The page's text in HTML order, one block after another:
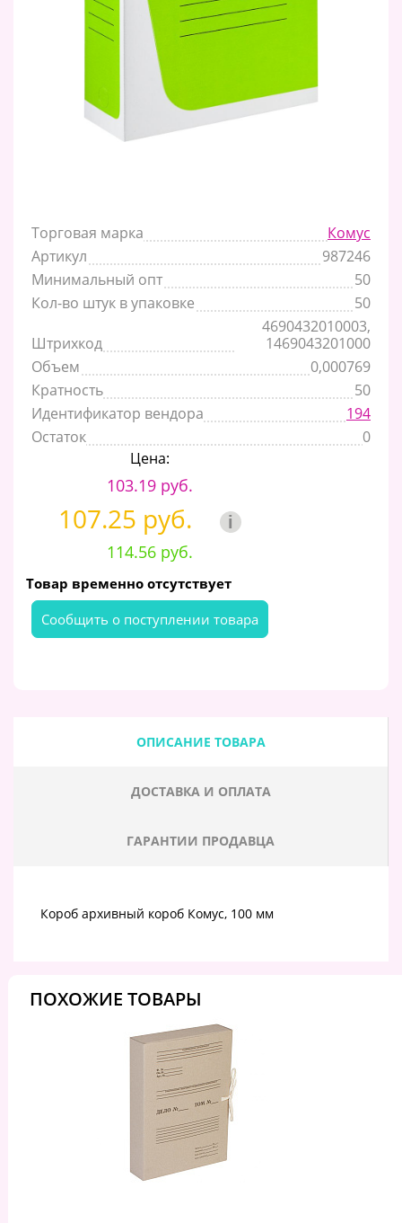
Торговая марка
Комус
Артикул
987246
Минимальный опт
50
Кол-во штук в упаковке
50
Штрихкод
4690432010003,
1469043201000
Объем
0,000769
Кратность
50
Идентификатор вендора
194
Остаток
0
Цена:
103.19 руб.
107.25 руб. i
114.56 руб.
Товар временно отсутствует
Cообщить о поступлении товара
ОПИСАНИЕ ТОВАРА
ДОСТАВКА И ОПЛАТА
ГАРАНТИИ ПРОДАВЦА
Короб архивный короб Комус, 100 мм
ПОХОЖИЕ ТОВАРЫ